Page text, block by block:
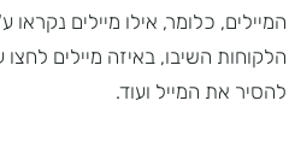
המיילים, כלומר, אילו מיילים
הלקוחות השיבו, באיזה מיילים
להסיר את המייל ועוד.